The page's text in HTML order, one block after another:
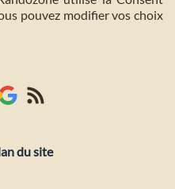
pouvez modifier vos choix
du site